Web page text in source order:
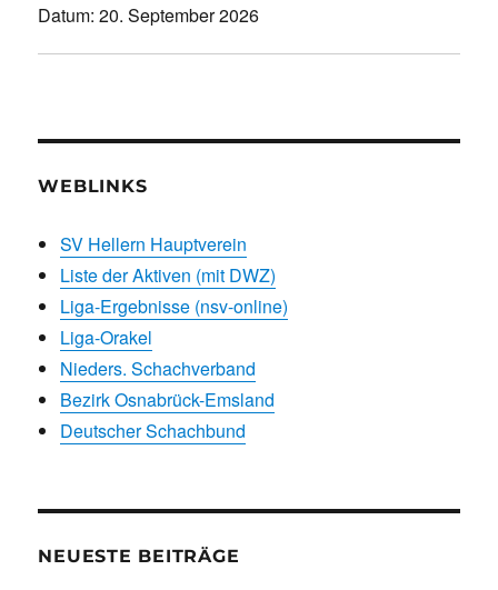
Datum:20. September 2026
WEBLINKS
SV Hellern Hauptverein
Liste der Aktiven (mit DWZ)
Liga-Ergebnisse (nsv-online)
Liga-Orakel
Nieders. Schachverband
Bezirk Osnabrück-Emsland
Deutscher Schachbund
NEUESTE BEITRÄGE